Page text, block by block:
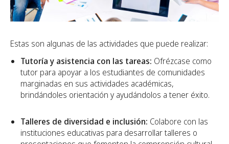
Estas son algunas de las actividades que puede realizar:
Tutoría y asistencia con las tareas: Ofrézcase como
tutor para apoyar a los estudiantes de comunidades
marginadas en sus actividades académicas,
brindándoles orientación y ayudándolos a tener éxito.
Talleres de diversidad e inclusión: Colabore con las
instituciones educativas para desarrollar talleres o